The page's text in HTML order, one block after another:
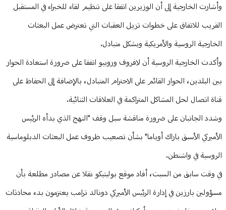
وأشارت الخارجية إلى أن الوزيرين اتفقا على تنظيم لقاء للخبراء في المستقبل
القريب للاتفاق على خطوات تزيل العقبات التي تعترض عمل البعثات
الخارجية الروسية والأمريكية وبشكل متبادل.
وأكدت الخارجية الروسية أن لافروف وروبيو اتفقا على ضرورة استعادة الحوار
بين البلدين، الحوار القائم على الاحترام المتبادل، بالإضافة إلى الحفاظ على
قناة اتصال لحل المشاكل المتراكمة في العلاقات الثنائية.
وشدد الجانبان على ضرورة مناقشة سبل وقف "النهج الذي بدأه الرئيس
الأميركي الأسبق باراك أوباما" بشأن تصعيب ظروف عمل البعثات الدبلوماسية
الروسية في واشنطن.
في وقت سابق من السبت، أفاد موقع بوليتيكو نقلا عن مصادر مطلعة بأن
مسؤولين بارزين في إدارة الرئيس الأميركي دونالد ترامب يعتزمون بدء محادثات